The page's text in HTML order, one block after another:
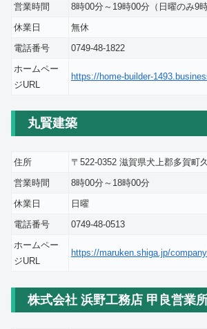
営業時間
8時00分～19時00分（日曜のみ9
休業日
無休
電話番号
0749-48-1822
ホームペー
ジURL
https://home-builder-
丸賢建築
住所 〒522-0352 滋賀県犬上郡多賀町
営業時間
8時00分～18時00分
休業日
日曜
電話番号
0749-48-0513
ホームペー
ジURL
https://maruken.shiga.jp/
株式会社 浜野工務店 甲良営業